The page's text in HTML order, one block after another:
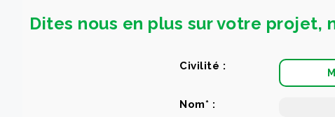
Dites nous en plus sur votre projet,
Civilité :
Nom* :